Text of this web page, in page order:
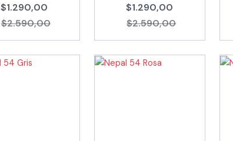
$1.290,00
$2.590,00
$1.290,00
$2.590,00